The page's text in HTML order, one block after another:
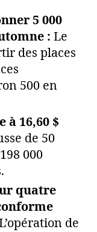
5 000
: Le
des places
500 en
16,60 $
de 50
000
quatre
de